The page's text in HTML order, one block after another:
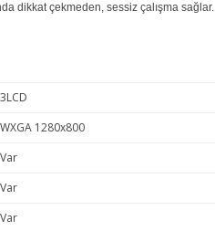
dikkat çekmeden, sessiz çalışma sağlar.
3LCD
WXGA 1280x800
Var
Var
Var